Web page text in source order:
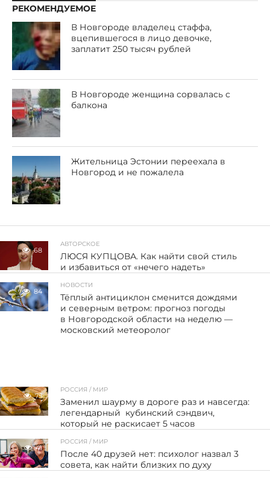
РЕКОМЕНДУЕМОЕ
В Новгороде владелец стаффа,
вцепившегося в лицо девочке,
заплатит 250 тысяч рублей
В Новгороде женщина сорвалась с
балкона
Жительница Эстонии переехала в
Новгород и не пожалела
68
АВТОРСКОЕ
ЛЮСЯ КУПЦОВА. Как найти свой стиль
и избавиться от «нечего надеть»
84
НОВОСТИ
Тёплый антициклон сменится дождями
и северным ветром: прогноз погоды
в Новгородской области на неделю —
московский метеоролог
75
РОССИЯ / МИР
Заменил шаурму в дороге раз и навсегда:
легендарный кубинский сэндвич,
который не раскисает 5 часов
41
РОССИЯ / МИР
После 40 друзей нет: психолог назвал 3
совета, как найти близких по духу